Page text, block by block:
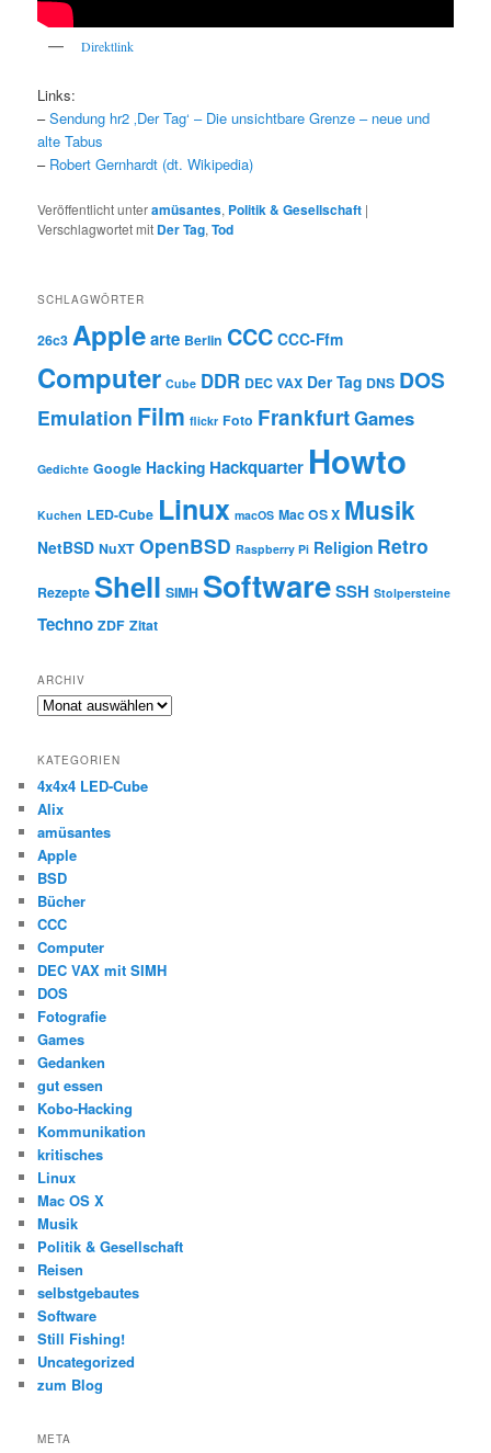
Direktlink
Links:
–Sendung hr2 ‚Der Tag‘ – Die unsichtbare Grenze – neue und
alte Tabus
– Robert Gernhardt (dt. Wikipedia)
Veröffentlicht unteramüsantes, Politik & Gesellschaft |
Verschlagwortet mit Der Tag,Tod
SCHLAGWÖRTER
26c3 Applearte Berlin CCC CCC-Ffm
Computer Cube DDR DEC VAX Der Tag DNS DOS
Emulation Film flickr Foto FrankfurtGames
Gedichte Google Hacking Hackquarter Howto
Kuchen LED-Cube Linux macOS Mac OS X Musik
NetBSD NuXT OpenBSD Raspberry Pi Religion Retro
Rezepte Shell SIMH SoftwareSSH Stolpersteine
Techno ZDF Zitat
ARCHIV
Archiv
KATEGORIEN
4x4x4 LED-Cube
Alix
amüsantes
Apple
BSD
Bücher
CCC
Computer
DEC VAX mit SIMH
DOS
Fotografie
Games
Gedanken
gut essen
Kobo-Hacking
Kommunikation
kritisches
Linux
Mac OS X
Musik
Politik & Gesellschaft
Reisen
selbstgebautes
Software
Still Fishing!
Uncategorized
zum Blog
META